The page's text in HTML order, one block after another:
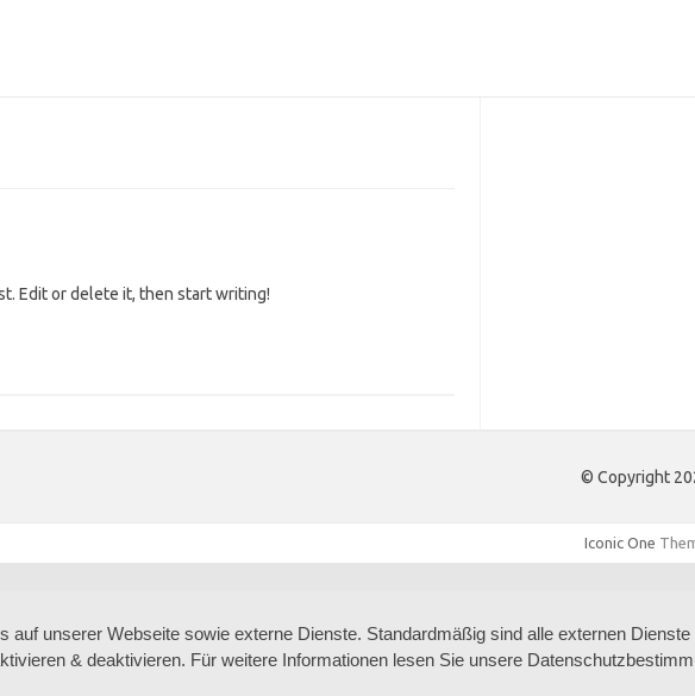
Edit or delete it, then start writing!
© Copyright
Iconic One
auf unserer Webseite sowie externe Dienste. Standardmäßig sind alle externen
& deaktivieren. Für weitere Informationen lesen Sie unsere